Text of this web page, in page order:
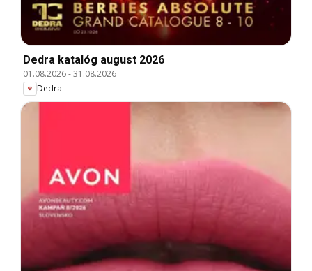
Dedra katalóg august 2026
01.08.2026-31.08.2026
Dedra